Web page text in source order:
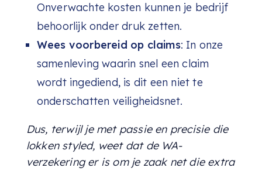
Onverwachte kosten kunnen je bedrijf
behoorlijk onder druk zetten.
Wees voorbereid op claims: In onze
samenleving waarin snel een claim
wordt ingediend, is dit een niet te
onderschatten veiligheidsnet.
Dus, terwijl je met passie en precisie die
lokken styled, weet dat de WA-
verzekering er is om je zaak net die extra